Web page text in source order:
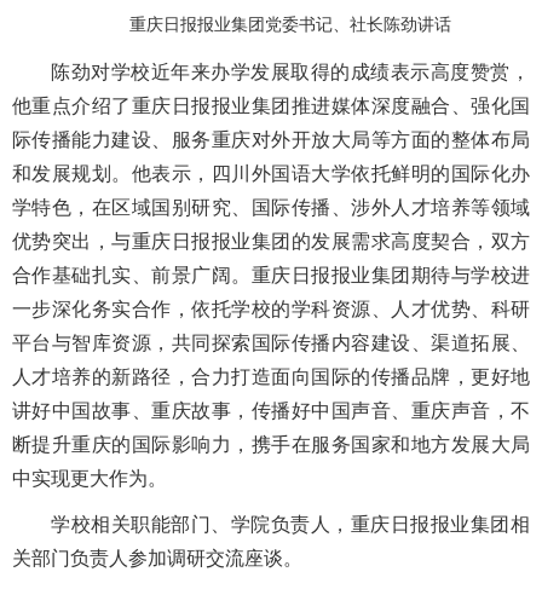
重庆日报报业集团党委书记、社长陈劲讲话
陈劲对学校近年来办学发展取得的成绩表示高度赞赏，
他重点介绍了重庆日报报业集团推进媒体深度融合、强化国
际传播能力建设、服务重庆对外开放大局等方面的整体布局
和发展规划。他表示，四川外国语大学依托鲜明的国际化办
学特色，在区域国别研究、国际传播、涉外人才培养等领域
优势突出，与重庆日报报业集团的发展需求高度契合，双方
合作基础扎实、前景广阔。重庆日报报业集团期待与学校进
一步深化务实合作，依托学校的学科资源、人才优势、科研
平台与智库资源，共同探索国际传播内容建设、渠道拓展、
人才培养的新路径，合力打造面向国际的传播品牌，更好地
讲好中国故事、重庆故事，传播好中国声音、重庆声音，不
断提升重庆的国际影响力，携手在服务国家和地方发展大局
中实现更大作为。
学校相关职能部门、学院负责人，重庆日报报业集团相
关部门负责人参加调研交流座谈。